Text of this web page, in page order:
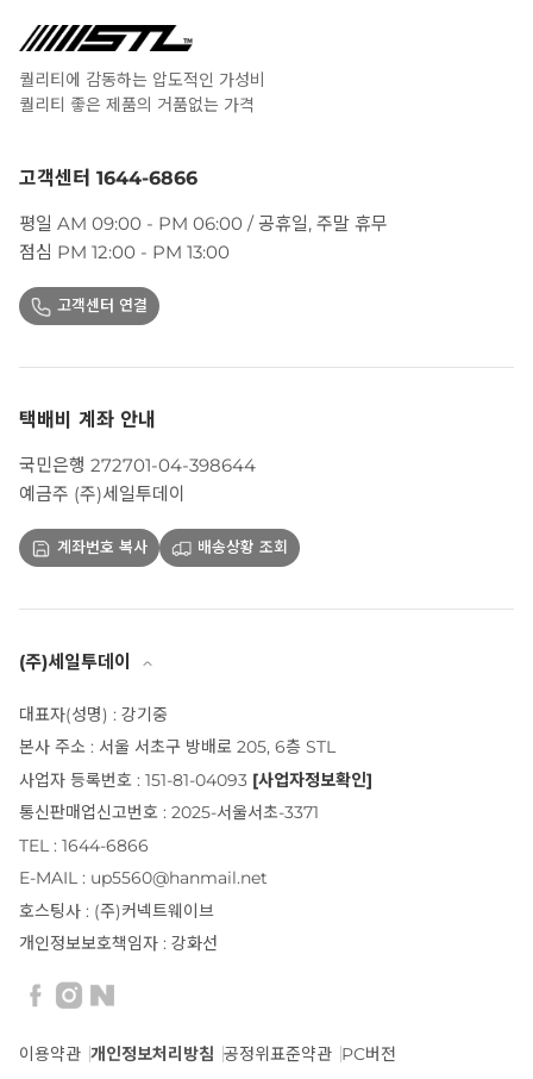
퀄리티에 감동하는 압도적인 가성비
퀄리티 좋은 제품의 거품없는 가격
고객센터 1644-6866
평일 AM 09:00 - PM 06:00 / 공휴일, 주말 휴무
점심 PM 12:00 - PM 13:00
고객센터 연결
택배비 계좌 안내
국민은행 272701-04-398644
예금주 (주)세일투데이
계좌번호 복사 배송상황 조회
(주)세일투데이
대표자(성명) : 강기중
본사 주소 : 서울 서초구 방배로 205, 6층 STL
사업자 등록번호 : 151-81-04093 [사업자정보확인]
통신판매업신고번호 : 2025-서울서초-3371
TEL : 1644-6866
E-MAIL : up5560@hanmail.net
호스팅사 : (주)커넥트웨이브
개인정보보호책임자 : 강화선
이용약관 개인정보처리방침 공정위표준약관 PC버전